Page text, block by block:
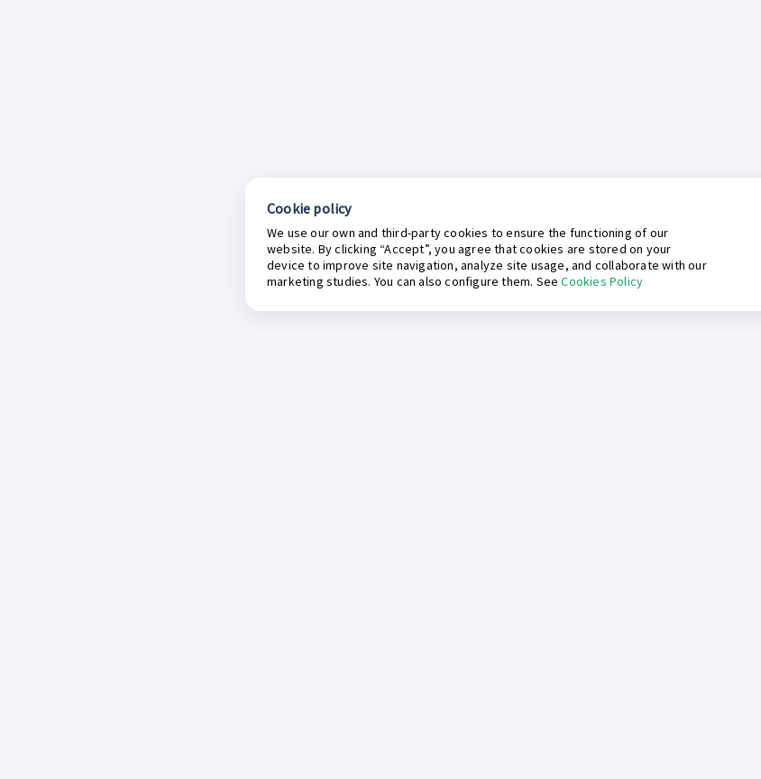
Cookie policy
We use our own and third-party cookies to ensure the functioning of our
website. By clicking “Accept”, you agree that cookies are stored on your
device to improve site navigation, analyze site usage, and collaborate with our
marketing studies. You can also configure them. SeeCookies Policy